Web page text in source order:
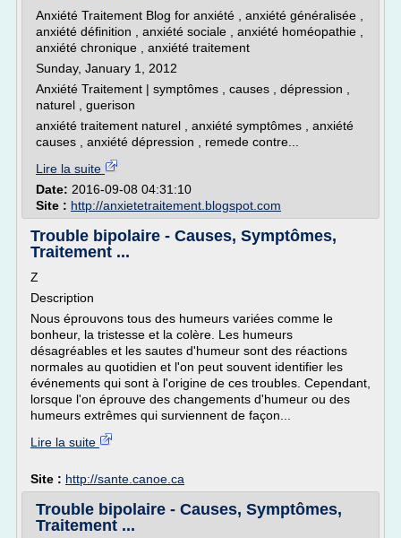
Anxiété Traitement Blog for anxiété , anxiété généralisée ,
anxiété définition , anxiété sociale , anxiété homéopathie ,
anxiété chronique , anxiété traitement
Sunday, January 1, 2012
Anxiété Traitement | symptômes , causes , dépression ,
naturel , guerison
anxiété traitement naturel , anxiété symptômes , anxiété
causes , anxiété dépression , remede contre...
Lire la suite
Date: 2016-09-08 04:31:10
Site : http://anxietetraitement.blogspot.com
Trouble bipolaire - Causes, Symptômes,
Traitement ...
Z
Description
Nous éprouvons tous des humeurs variées comme le
bonheur, la tristesse et la colère. Les humeurs
désagréables et les sautes d'humeur sont des réactions
normales au quotidien et l'on peut souvent identifier les
événements qui sont à l'origine de ces troubles. Cependant,
lorsque l'on éprouve des changements d'humeur ou des
humeurs extrêmes qui surviennent de façon...
Lire la suite
Site : http://sante.canoe.ca
Trouble bipolaire - Causes, Symptômes,
Traitement ...